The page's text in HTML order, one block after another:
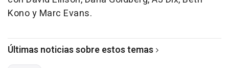
Kono y Marc Evans.
Últimas noticias sobre estos temas